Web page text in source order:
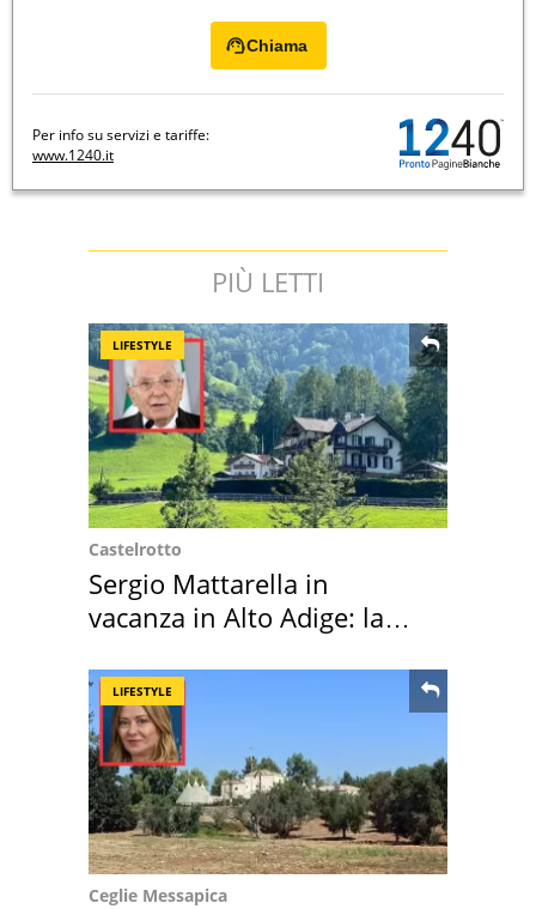
Chiama
Per info su servizi e tariffe:
www.1240.it
PIÙ LETTI
LIFESTYLE
Castelrotto
Sergio Mattarella in
vacanza in Alto Adige: la
LIFESTYLE
Ceglie Messapica